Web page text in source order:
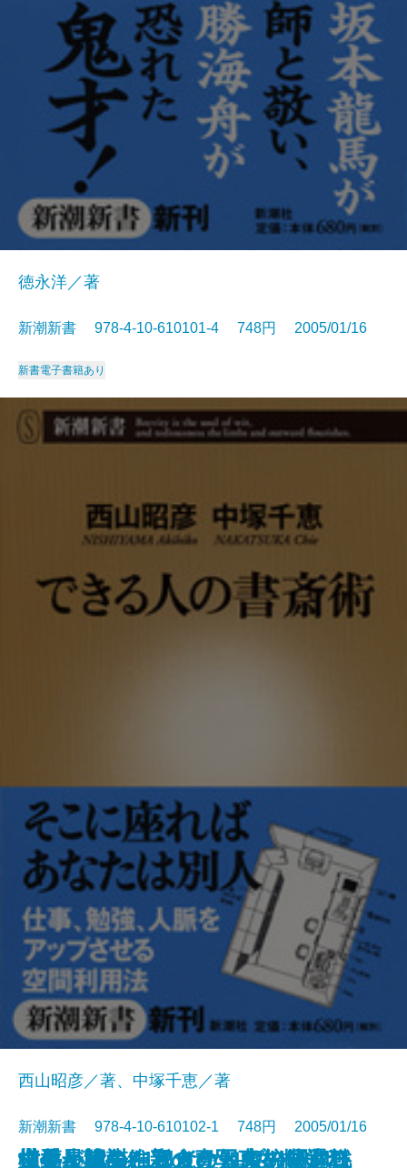
世界最速のF1タイヤ―ブリヂスト
世界が認めた和食の知恵―マクロ
横井小楠―維新の青写真を描いた
徳永洋／著
新潮新書 978-4-10-610101-4 748円 2005/01/16
新書電子書籍あり
西山昭彦／著、中塚千恵／著
新潮新書 978-4-10-610102-1 748円 2005/01/16
切手と戦争―もうひとつの昭和戦
中傷と陰謀―アメリカ大統領選狂